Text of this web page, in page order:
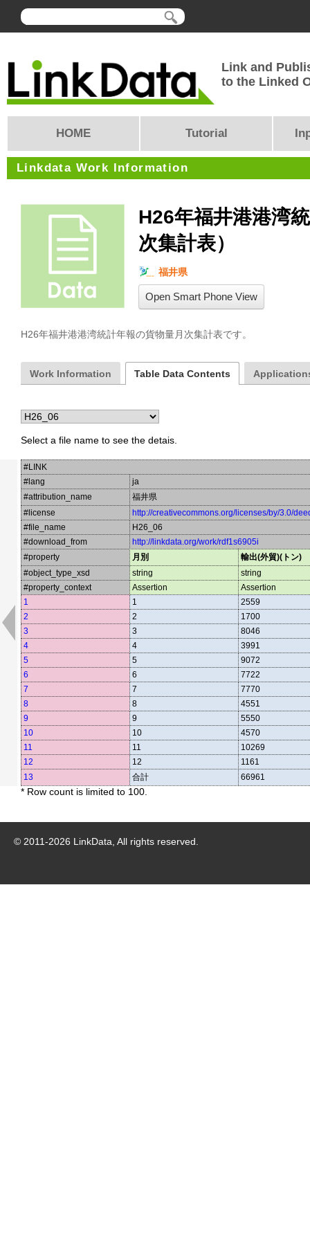
Link and
to the Linked
HOME Tutorial
Linkdata Work Information
H26年福井港港湾
次集計表）
福井県
Open Smart Phone View
H26年福井港港湾統計年報の貨物量月次集計表です。
Work Information Table Data Contents
Select a file name to see the detais.
#LINK
#lang
ja
#attribution_name
福井県
#license
http://creativecommons.org/licenses/by/3.0/
#file_name
H26_06
#download_from
http://linkdata.org/work/rdf1s6905i
#property
月別
輸出(外貿)(トン)
#object_type_xsd
string
string
#property_context
Assertion
Assertion
1
1
2559
2
2
1700
3
3
8046
4
4
3991
5
5
9072
6
6
7722
7
7
7770
8
8
4551
9
9
5550
10
10
4570
11
11
10269
12
12
1161
13
合計 66961
* Row count is limited to 100.
© 2011-2026 LinkData, All rights reserved.